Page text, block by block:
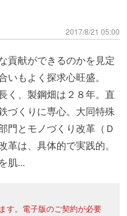
2017/8/21 05:00
貢献ができるのかを見定
いもよく探求心旺盛。
く、製鋼畑は２８年。直
づくりに専心。大同特殊
門とモノづくり改革（Ｄ
は、具体的で実践的。
肌...
す。電子版のご契約が必要